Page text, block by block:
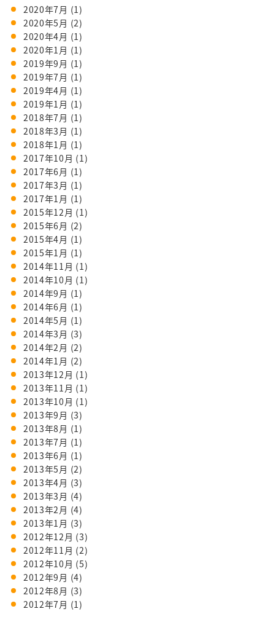
2020年7月 (1)
2020年5月 (2)
2020年4月 (1)
2020年1月 (1)
2019年9月 (1)
2019年7月 (1)
2019年4月 (1)
2019年1月 (1)
2018年7月 (1)
2018年3月 (1)
2018年1月 (1)
2017年10月 (1)
2017年6月 (1)
2017年3月 (1)
2017年1月 (1)
2015年12月 (1)
2015年6月 (2)
2015年4月 (1)
2015年1月 (1)
2014年11月 (1)
2014年10月 (1)
2014年9月 (1)
2014年6月 (1)
2014年5月 (1)
2014年3月 (3)
2014年2月 (2)
2014年1月 (2)
2013年12月 (1)
2013年11月 (1)
2013年10月 (1)
2013年9月 (3)
2013年8月 (1)
2013年7月 (1)
2013年6月 (1)
2013年5月 (2)
2013年4月 (3)
2013年3月 (4)
2013年2月 (4)
2013年1月 (3)
2012年12月 (3)
2012年11月 (2)
2012年10月 (5)
2012年9月 (4)
2012年8月 (3)
2012年7月 (1)